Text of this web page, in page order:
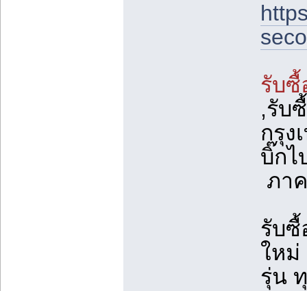
รับซื้
,รับ
กรุง
บิ๊กไ
ภา
รับซื้
ให
รุ่น